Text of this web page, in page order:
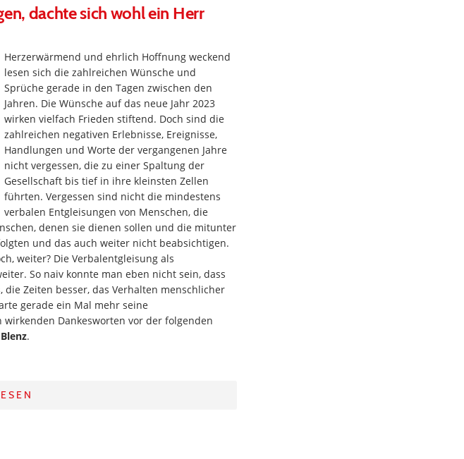
dachte sich wohl ein Herr
Herzerwärmend und ehrlich Hoffnung weckend
lesen sich die zahlreichen Wünsche und
Sprüche gerade in den Tagen zwischen den
Jahren. Die Wünsche auf das neue Jahr 2023
wirken vielfach Frieden stiftend. Doch sind die
zahlreichen negativen Erlebnisse, Ereignisse,
Handlungen und Worte der vergangenen Jahre
nicht vergessen, die zu einer Spaltung der
Gesellschaft bis tief in ihre kleinsten Zellen
führten. Vergessen sind nicht die mindestens
verbalen Entgleisungen von Menschen, die
denen sie dienen sollen und die mitunter
und das auch weiter nicht beabsichtigen.
weiter? Die Verbalentgleisung als
So naiv konnte man eben nicht sein, dass
die Zeiten besser, das Verhalten menschlicher
gerade ein Mal mehr seine
Dankesworten vor der folgenden
.